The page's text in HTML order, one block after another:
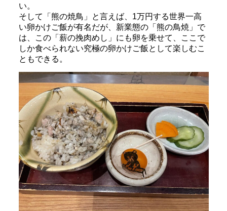
い。
そして「熊の焼鳥」と言えば、1万円する世界一高
い卵かけご飯が有名だが、新業態の「熊の鳥焼」で
は、この「薪の挽肉めし」にも卵を乗せて、ここで
しか食べられない究極の卵かけご飯として楽しむこ
ともできる。